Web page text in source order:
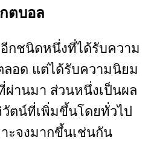
กตบอล
กชนิดหนึ่งที่ได้รับความ
อด แต่ได้รับความนิยม
านมา ส่วนหนึ่งเป็นผล
ตน์ที่เพิ่มขึ้นโดยทั่วไป
ะจงมากขึ้นเช่นกัน